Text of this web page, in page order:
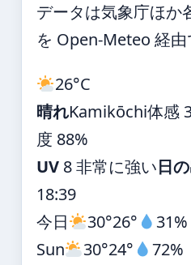
データは気象庁ほか
を Open-Meteo 経由
26°C
晴れKamikōchi体感
度 88%
UV 8 非常に強い日
18:39
今日
30°26°
31%
Sun
30°24°
72%